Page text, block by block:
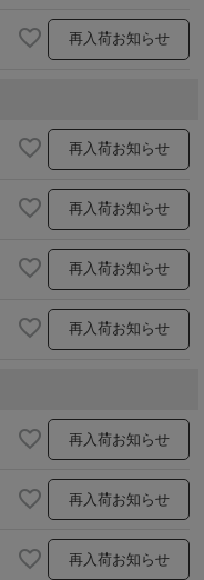
再入荷お知らせ
再入荷お知らせ
再入荷お知らせ
再入荷お知らせ
再入荷お知らせ
再入荷お知らせ
再入荷お知らせ
再入荷お知らせ